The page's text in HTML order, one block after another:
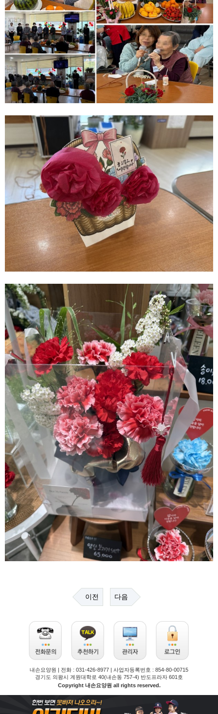
이전 다음
내손요양원 | 전화 : 031-426-8977 | 사업자등록번호 : 854-80-00715
경기도 의왕시 계원대학로 40(내손동 757-4) 반도프라자 601호
Copyright 내손요양원 all rights reserved.